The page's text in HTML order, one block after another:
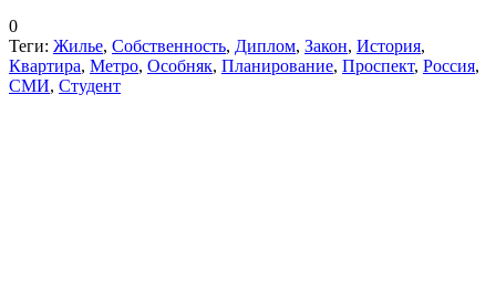
0
Теги: Жилье, Собственность, Диплом, Закон, История,
Квартира, Метро, Особняк, Планирование, Проспект, Россия,
СМИ, Студент